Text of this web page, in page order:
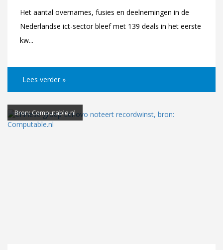
Het aantal overnames, fusies en deelnemingen in de
Nederlandse ict-sector bleef met 139 deals in het eerste
kw...
Lees verder »
Bron: Computable.nl